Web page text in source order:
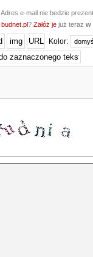
Adres e-mail nie bedzie
budnet.pl? Załóż je już teraz w
Kolor: